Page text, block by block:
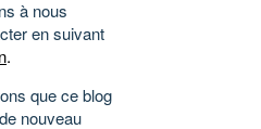
à nous
en suivant
.
que ce blog
nouveau